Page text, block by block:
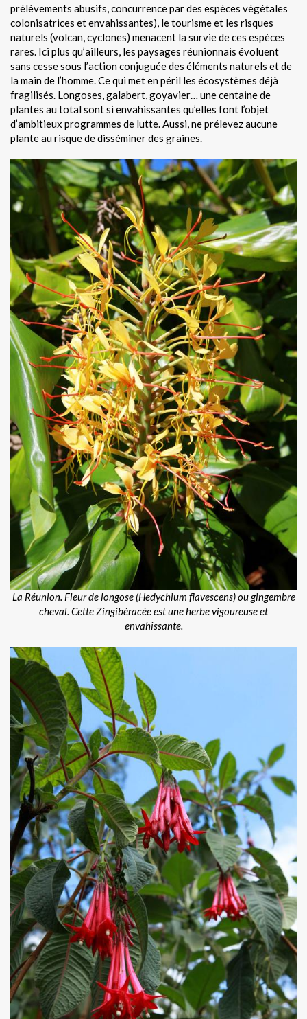
prélèvements abusifs, concurrence par des espèces végétales
colonisatrices et envahissantes), le tourisme et les risques
naturels (volcan, cyclones) menacent la survie de ces espèces
rares. Ici plus qu’ailleurs, les paysages réunionnais évoluent
sans cesse sous l’action conjuguée des éléments naturels et de
la main de l’homme. Ce qui met en péril les écosystèmes déjà
fragilisés. Longoses, galabert, goyavier… une centaine de
plantes au total sont si envahissantes qu’elles font l’objet
d’ambitieux programmes de lutte. Aussi, ne prélevez aucune
plante au risque de disséminer des graines.
La Réunion. Fleur de longose (Hedychium flavescens) ou gingembre
cheval. Cette Zingibéracée est une herbe vigoureuse et
envahissante.